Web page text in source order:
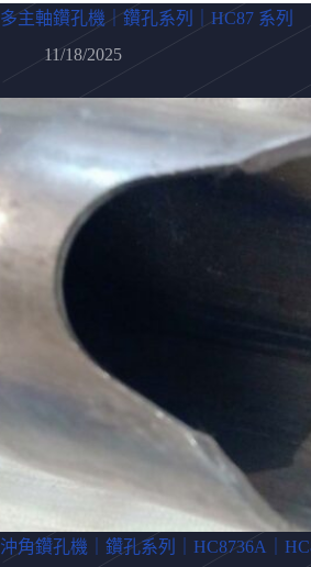
多主軸鑽孔機｜鑽孔系列｜HC87 系列
11/18/2025
沖角鑽孔機｜鑽孔系列｜HC8736A｜